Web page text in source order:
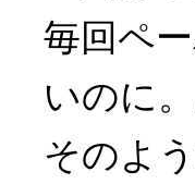
毎回ペ
いのに。
そのよ